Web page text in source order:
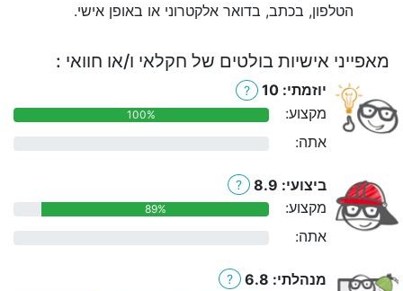
הטלפון, בכתב, בדואר אלקטרוני או באופן אישי.
מאפייני אישיות בולטים של חקלאי ו/או חוואי :
יוזמתי: 10 ?
מקצוע: 100%
אתה:
ביצועי: 8.9 ?
מקצוע: 89%
אתה:
מנהלתי: 6.8 ?